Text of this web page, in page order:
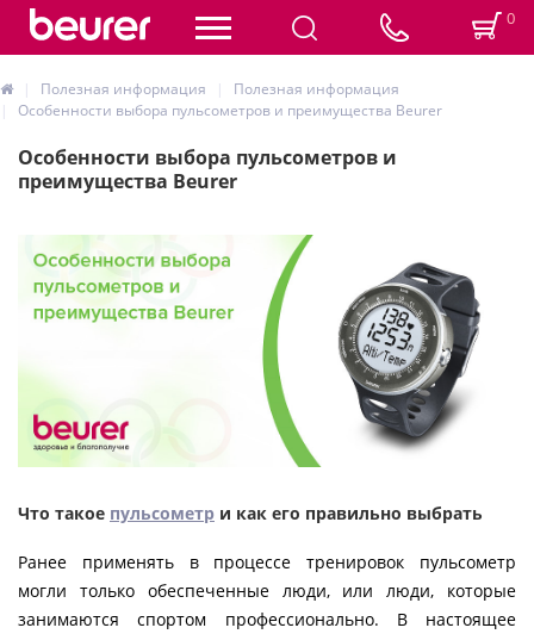
0
Полезная информация
Полезная информация
Особенности выбора пульсометров и преимущества Beurer
Особенности выбора пульсометров и
преимущества Beurer
Что такое пульсометр и как его правильно выбрать
Ранее применять в процессе тренировок пульсометр
могли только обеспеченные люди, или люди, которые
занимаются спортом профессионально. В настоящее